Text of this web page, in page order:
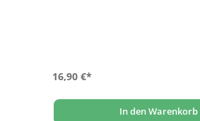
16,90 €*
In den Warenkorb